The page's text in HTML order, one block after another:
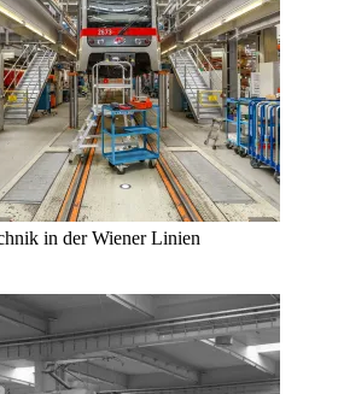
in der Wiener Linien